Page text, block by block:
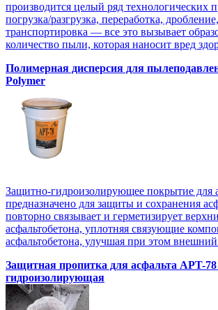
производится целый ряд технологических
погрузка/разгрузка, переработка,
транспортировка — все это вызывает
количество пыли, которая наносит вред
Полимерная дисперсия для
Polymer
Защитно-гидроизолирующее покрытие для
предназначено для защиты и сохранения
повторно связывает и герметизирует
асфальтобетона, уплотняя связующие
асфальтобетона, улучшая при этом
Защитная пропитка для асфальта APT-
гидроизолирующая